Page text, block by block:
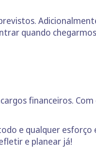
quando
financeiros.
e qualquer
e planear já!